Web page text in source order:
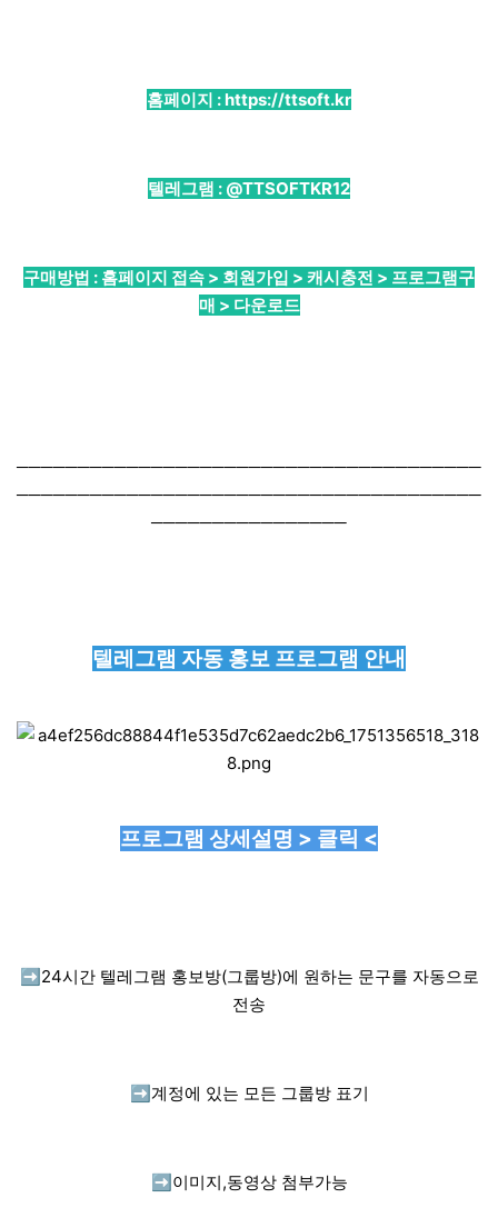
홈페이지 :https://ttsoft.kr
텔레그램 : @TTSOFTKR12
구매방법 : 홈페이지 접속 > 회원가입 > 캐시충전 > 프로그램구
매 > 다운로드
──────────────────────────────────────
──────────────────────────────────────
────────────────
텔레그램 자동 홍보 프로그램 안내
프로그램 상세설명 > 클릭 <
➡️ 24시간 텔레그램 홍보방(그룹방)에 원하는 문구를 자동으로
전송
➡️ 계정에 있는 모든 그룹방 표기
➡️ 이미지,동영상 첨부가능